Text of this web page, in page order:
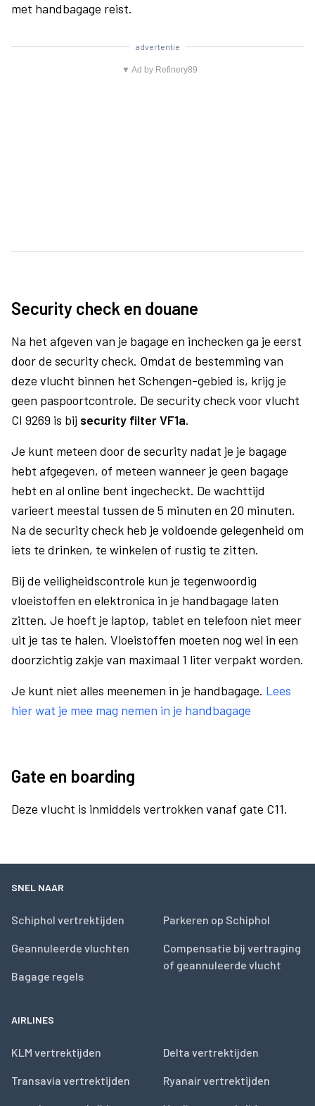
met handbagage reist.
advertentie
▼ Ad by Refinery89
Security check en douane
Na het afgeven van je bagage en inchecken ga je eerst
door de security check. Omdat de bestemming van
deze vlucht binnen het Schengen-gebied is, krijg je
geen paspoortcontrole. De security check voor vlucht
CI 9269 is bij security filter VF1a.
Je kunt meteen door de security nadat je je bagage
hebt afgegeven, of meteen wanneer je geen bagage
hebt en al online bent ingecheckt. De wachttijd
varieert meestal tussen de 5 minuten en 20 minuten.
Na de security check heb je voldoende gelegenheid om
iets te drinken, te winkelen of rustig te zitten.
Bij de veiligheidscontrole kun je tegenwoordig
vloeistoffen en elektronica in je handbagage laten
zitten. Je hoeft je laptop, tablet en telefoon niet meer
uit je tas te halen. Vloeistoffen moeten nog wel in een
doorzichtig zakje van maximaal 1 liter verpakt worden.
Je kunt niet alles meenemen in je handbagage. Lees
hier wat je mee mag nemen in je handbagage
Gate en boarding
Deze vlucht is inmiddels vertrokken vanaf gate C11.
SNEL NAAR
Schiphol vertrektijden
Geannuleerde vluchten
Bagage regels
Parkeren op Schiphol
Compensatie bij vertraging
of geannuleerde vlucht
AIRLINES
KLM vertrektijden
Transavia vertrektijden
Delta vertrektijden
Ryanair vertrektijden